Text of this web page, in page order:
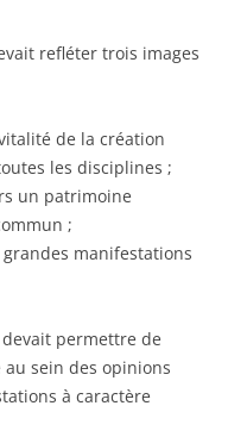
refléter trois images
de la création
les disciplines ;
un patrimoine
;
grandes manifestations
permettre de
sein des opinions
à caractère